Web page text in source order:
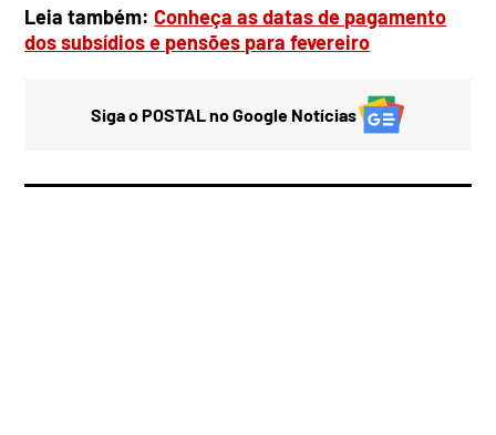
Leia também:Conheça as datas de pagamento
dos subsídios e pensões para fevereiro
Siga o POSTAL no Google Notícias